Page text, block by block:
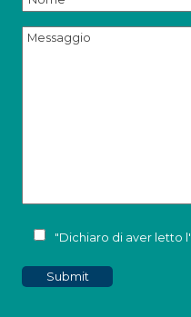
"Dichiaro di aver letto l'